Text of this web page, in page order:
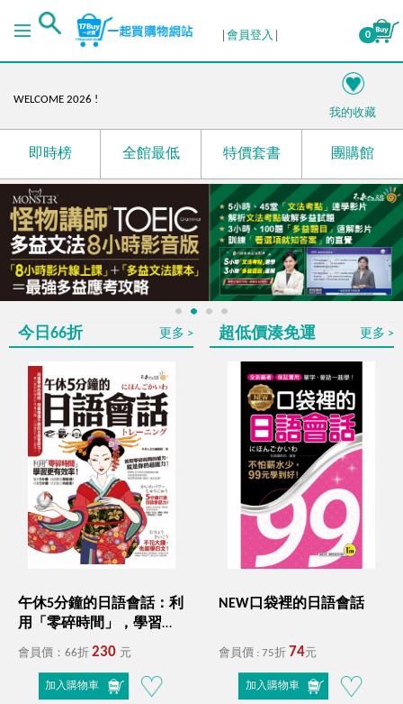
會員登入 0
I'm your best choice!
語你相遇，未來複利!
WELCOME 2026 !
攻略！
母親節限定！愛在心頭，創造感動時光！
RUN UP! 掌握商務英文和多益，提升職場OUTPUT競爭
力!
國際書展展後加碼！
最低69折起，多買多優惠
11月超殺優惠！日韓外語樣樣行
學習檢定全攻略！
11月超殺優惠！從英文新手到高手
全年零、全方位能力突破！
４月份自學書展活動－語你相遇，未來複利！
I'm your best choice!
語你相遇，未來複利!
WELCOME 2026 !
RUN UP! 掌握商務英文和多益，提升職場OUTPUT競爭
我的收藏
即時榜 全館最低 特價套書 團購館
1 4
今日66折 更多
午休5分鐘的日語會話：利
用「零碎時間」，學習更
有效率！（免費附贈虛擬
會員價：66折 230 元
加入購物車
超低價湊免運 更多
NEW口袋裡的日語會話
會員價 : 75折 74元
加入購物車